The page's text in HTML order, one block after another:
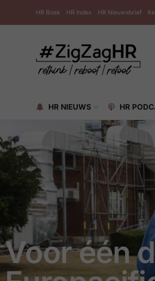
HR Boek HR Index HR Nieuwsbrief
HR NIEUWS HR
Voor één